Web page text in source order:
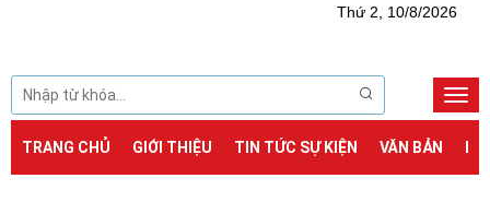
Thứ 2, 10/8/2026
TRANG CHỦ GIỚI THIỆU TIN TỨC SỰ KIỆN VĂN BẢN